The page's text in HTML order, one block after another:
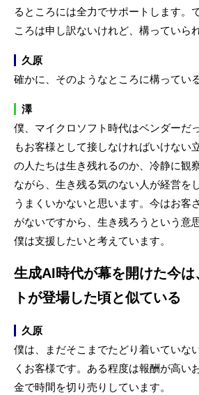
るところには全力でサポートします。
ころは申し訳ないけれど、構っていら
久原
確かに、そのようなところに構ってい
澤
僕、マイクロソフト時代はベンダーだ
もお客様として接しなければいけない
の人たちは生き残れるのか、冷静に観
ながら、生き残る気のない人が経営を
うまくいかないと思います。今はお客
がないですから、生き残ろうという意
僕は支援したいと考えています。
生成AI時代が幕を開けた今は
トが登場した頃と似ている
久原
僕は、まだそこまでたどり着いていな
くお客様です。ある程度は報酬が高い
金で時間を切り売りしています。